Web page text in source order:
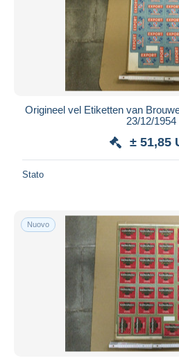
Origineel vel Etiketten van
23/12/1954
± 51,85
Stato
Nuovo